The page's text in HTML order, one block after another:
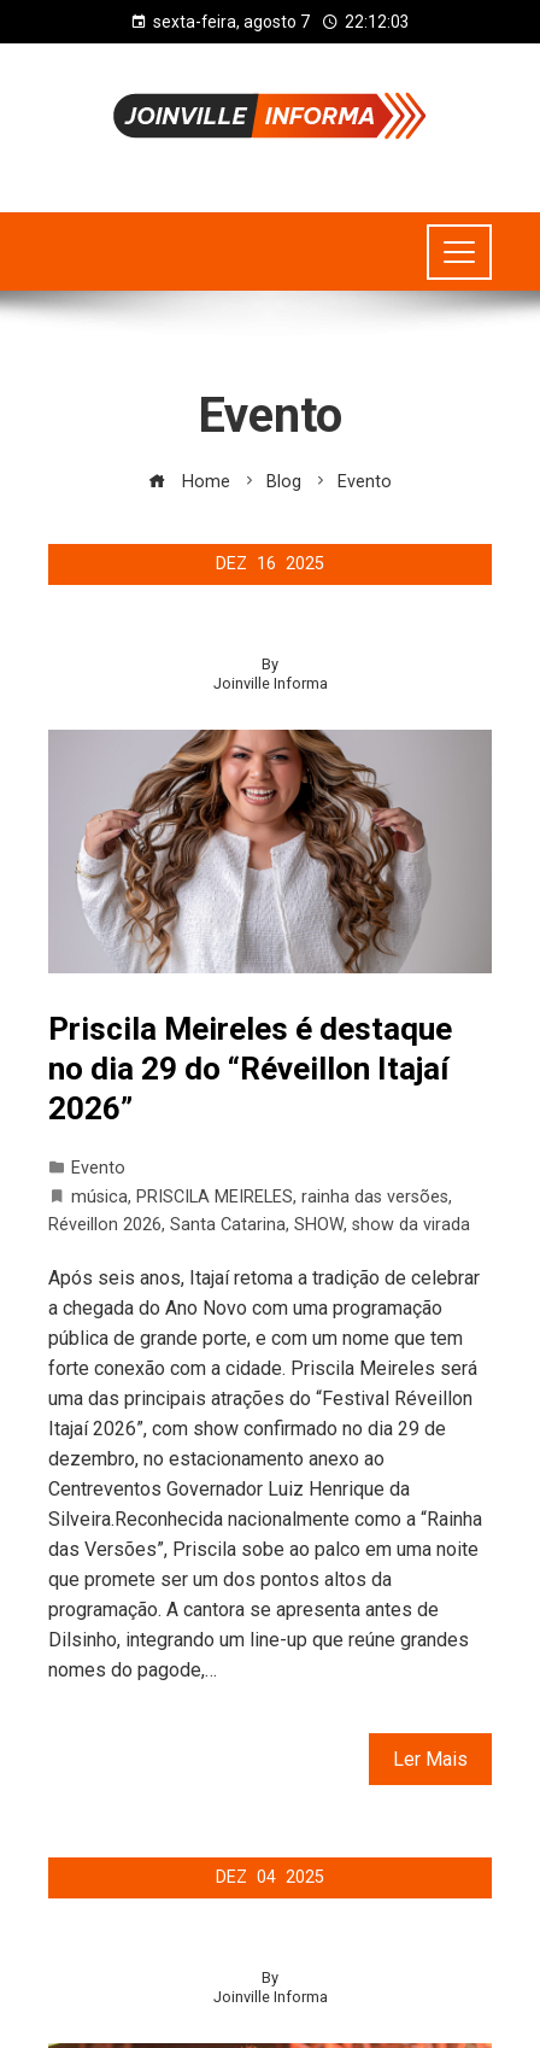
sexta-feira, agosto 7 22:12:04
Evento
Home Blog Evento
DEZ 16 2025
By
Joinville Informa
Priscila Meireles é destaque
no dia 29 do “Réveillon Itajaí
2026”
Evento
música, PRISCILA MEIRELES, rainha das versões,
Réveillon 2026, Santa Catarina, SHOW, show da virada
Após seis anos, Itajaí retoma a tradição de celebrar
a chegada do Ano Novo com uma programação
pública de grande porte, e com um nome que tem
forte conexão com a cidade. Priscila Meireles será
uma das principais atrações do “Festival Réveillon
Itajaí 2026”, com show confirmado no dia 29 de
dezembro, no estacionamento anexo ao
Centreventos Governador Luiz Henrique da
Silveira.Reconhecida nacionalmente como a “Rainha
das Versões”, Priscila sobe ao palco em uma noite
que promete ser um dos pontos altos da
programação. A cantora se apresenta antes de
Dilsinho, integrando um line-up que reúne grandes
nomes do pagode,…
Ler Mais
DEZ 04 2025
By
Joinville Informa